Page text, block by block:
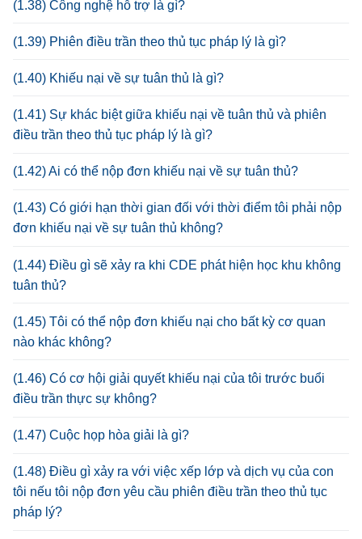
(1.38) Công nghệ hỗ trợ là gì?
(1.39) Phiên điều trần theo thủ tục pháp lý là gì?
(1.40) Khiếu nại về sự tuân thủ là gì?
(1.41) Sự khác biệt giữa khiếu nại về tuân thủ và phiên
điều trần theo thủ tục pháp lý là gì?
(1.42) Ai có thể nộp đơn khiếu nại về sự tuân thủ?
(1.43) Có giới hạn thời gian đối với thời điểm tôi phải nộp
đơn khiếu nại về sự tuân thủ không?
(1.44) Điều gì sẽ xảy ra khi CDE phát hiện học khu không
tuân thủ?
(1.45) Tôi có thể nộp đơn khiếu nại cho bất kỳ cơ quan
nào khác không?
(1.46) Có cơ hội giải quyết khiếu nại của tôi trước buổi
điều trần thực sự không?
(1.47) Cuộc họp hòa giải là gì?
(1.48) Điều gì xảy ra với việc xếp lớp và dịch vụ của con
tôi nếu tôi nộp đơn yêu cầu phiên điều trần theo thủ tục
pháp lý?